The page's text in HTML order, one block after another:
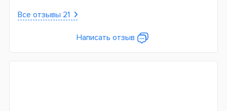
Все отзывы 21
Написать отзыв